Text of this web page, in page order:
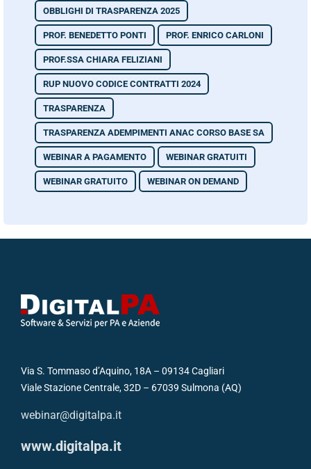
OBBLIGHI DI TRASPARENZA 2025
PROF. BENEDETTO PONTI PROF. ENRICO CARLONI
PROF.SSA CHIARA FELIZIANI
RUP NUOVO CODICE CONTRATTI 2024
TRASPARENZA
TRASPARENZA ADEMPIMENTI ANAC CORSO BASE SA
WEBINAR A PAGAMENTO WEBINAR GRATUITI
WEBINAR GRATUITO WEBINAR ON DEMAND
Via S. Tommaso d’Aquino, 18A – 09134 Cagliari
Viale Stazione Centrale, 32D – 67039 Sulmona (AQ)
webinar@digitalpa.it
www.digitalpa.it